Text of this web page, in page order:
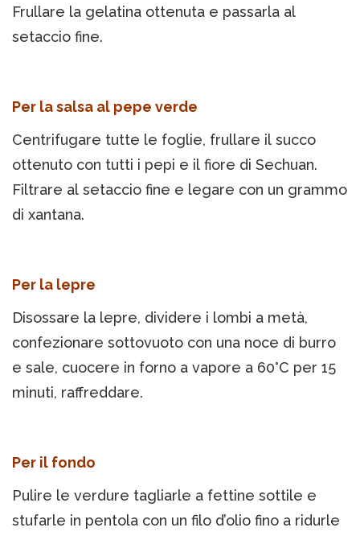
Frullare la gelatina ottenuta e passarla al
setaccio fine.
Per la salsa al pepe verde
Centrifugare tutte le foglie, frullare il succo
ottenuto con tutti i pepi e il fiore di Sechuan.
Filtrare al setaccio fine e legare con un grammo
di xantana.
Per la lepre
Disossare la lepre, dividere i lombi a metà,
confezionare sottovuoto con una noce di burro
e sale, cuocere in forno a vapore a 60°C per 15
minuti, raffreddare.
Per il fondo
Pulire le verdure tagliarle a fettine sottile e
stufarle in pentola con un filo d’olio fino a ridurle